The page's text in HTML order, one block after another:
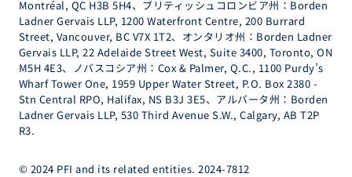
Montréal, QC H3B 5H4、ブリティッシュコロンビア州：Borden
Ladner Gervais LLP, 1200 Waterfront Centre, 200 Burrard
Street, Vancouver, BC V7X 1T2、オンタリオ州：Borden Ladner
Gervais LLP, 22 Adelaide Street West, Suite 3400, Toronto, ON
M5H 4E3、ノバスコシア州：Cox & Palmer, Q.C., 1100 Purdy’s
Wharf Tower One, 1959 Upper Water Street, P.O. Box 2380 -
Stn Central RPO, Halifax, NS B3J 3E5、アルバータ州：Borden
Ladner Gervais LLP, 530 Third Avenue S.W., Calgary, AB T2P
R3.
© 2024 PFI and its related entities. 2024-7812